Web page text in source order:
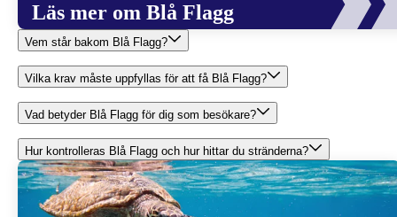
Läs mer om Blå Flagg
Vem står bakom Blå Flagg?
Vilka krav måste uppfyllas för att få Blå Flagg?
Vad betyder Blå Flagg för dig som besökare?
Hur kontrolleras Blå Flagg och hur hittar du stränderna?